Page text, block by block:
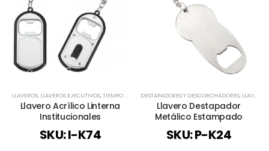
LLAVEROS, LLAVEROS EJECUTIVOS,TIEMPO LIBRE / OUTDOOR ,TODOS,TODOS LOS LLAVEROS
Llavero Acrílico Linterna
Institucionales
SKU: I-K74
DESTAPADORES Y DESCORCHADORES, LLAVEROS
Llavero Destapador
Metálico Estampado
SKU: P-K24